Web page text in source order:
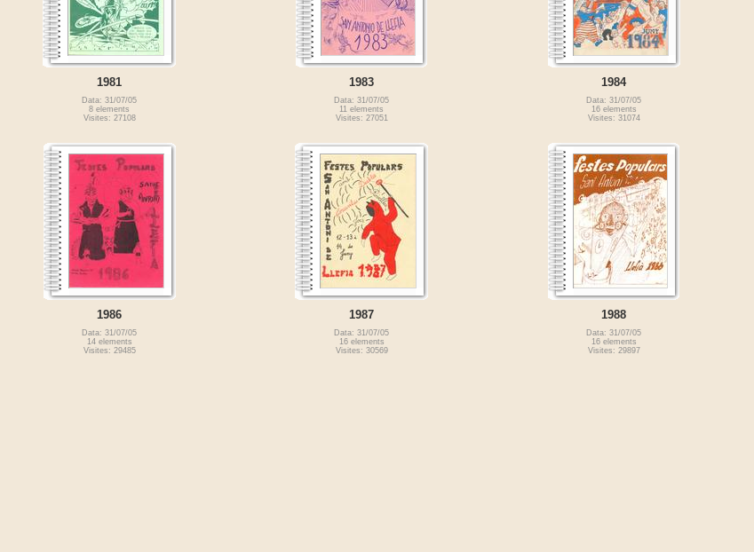
1981
Data: 31/07/05
8 elements
Visites: 27108
1983
Data: 31/07/05
11 elements
Visites: 27051
1984
Data: 31/07/05
16 elements
Visites: 31074
1986
Data: 31/07/05
14 elements
Visites: 29485
1987
Data: 31/07/05
16 elements
Visites: 30569
1988
Data: 31/07/05
16 elements
Visites: 29897